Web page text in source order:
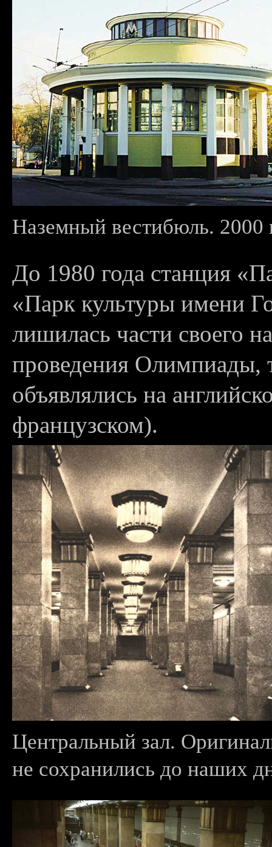
Наземный вестибюль. 2000
До 1980 года станция
«Парк культуры имени
лишилась части своего
проведения Олимпиады,
объявлялись на
французском).
Центральный зал.
не сохранились до наших